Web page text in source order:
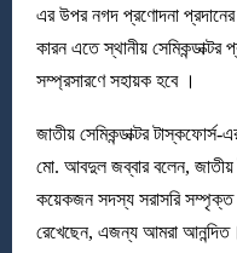
এর উপর নগদ প্রণোদনা
কারন এতে স্থানীয় সেমিকন্ডাক্টর
সম্প্রসারণে সহায়ক হবে ।
জাতীয় সেমিকন্ডাক্টর
মো. আবদুল জব্বার বলেন,
কয়েকজন সদস্য সরাসরি সম্পৃক্ত
রেখেছেন, এজন্য আমরা